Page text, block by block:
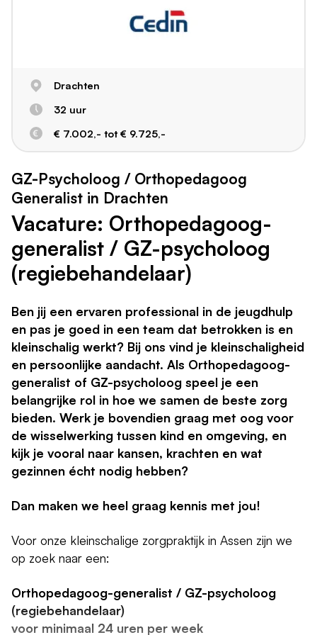
Drachten
32 uur
€ 7.002,- tot € 9.725,-
GZ-Psycholoog / Orthopedagoog
Generalist in Drachten
Vacature: Orthopedagoog-
generalist / GZ-psycholoog
(regiebehandelaar)
Ben jij een ervaren professional in de jeugdhulp
en pas je goed in een team dat betrokken is en
kleinschalig werkt? Bij ons vind je kleinschaligheid
en persoonlijke aandacht. Als Orthopedagoog-
generalist of GZ-psycholoog speel je een
belangrijke rol in hoe we samen de beste zorg
bieden. Werk je bovendien graag met oog voor
de wisselwerking tussen kind en omgeving, en
kijk je vooral naar kansen, krachten en wat
gezinnen écht nodig hebben?
Dan maken we heel graag kennis met jou!
Voor onze kleinschalige zorgpraktijk in Assen zijn we
op zoek naar een:
Orthopedagoog-generalist / GZ-psycholoog
(regiebehandelaar)
voor minimaal 24 uren per week